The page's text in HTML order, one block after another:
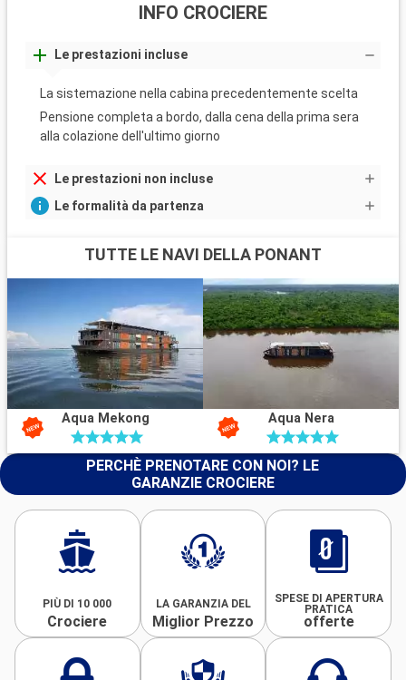
INFO CROCIERE
Le prestazioni incluse
La sistemazione nella cabina precedentemente scelta
Pensione completa a bordo, dalla cena della prima sera
alla colazione dell'ultimo giorno
Le prestazioni non incluse
Le formalità da partenza
TUTTE LE NAVI DELLA PONANT
Aqua Mekong Aqua Nera
PERCHÈ PRENOTARE CON NOI? LE
GARANZIE CROCIERE
PIÙ DI 10 000
Crociere
LA GARANZIA DEL
Miglior Prezzo
SPESE DI APERTURA
PRATICA
offerte